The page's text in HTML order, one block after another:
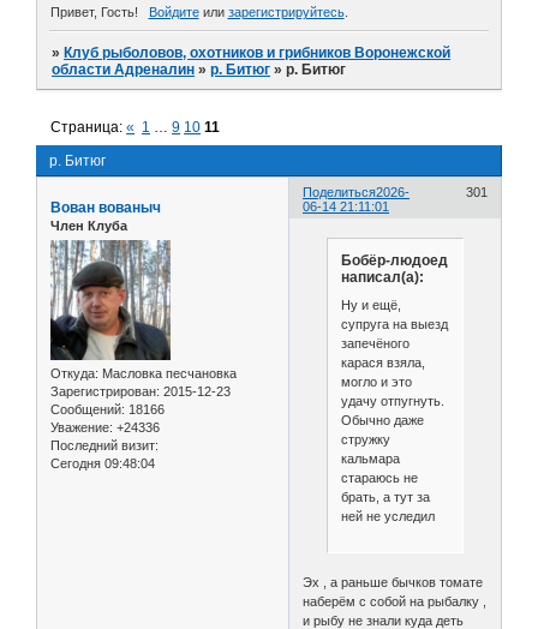
Привет, Гость! Войдитеили зарегистрируйтесь.
»Клуб рыболовов, охотников и грибников Воронежской
области Адреналин »р. Битюг »р. Битюг
р. Битюг
Страница:« 1 … 9 10 11
Поделиться 301
2026-
06-14 21:11:01
Вован вованыч
Член Клуба
Откуда: Масловка песчановка
Зарегистрирован: 2015-12-23
Сообщений: 18166
Уважение: +24336
Последний визит:
Сегодня 09:48:04
Бобёр-людоед
написал(а):
Ну и ещё,
супруга на выезд
запечёного
карася взяла,
могло и это
удачу отпугнуть.
Обычно даже
стружку
кальмара
стараюсь не
брать, а тут за
ней не уследил
Эх , а раньше бычков томате
наберём с собой на рыбалку ,
и рыбу не знали куда деть